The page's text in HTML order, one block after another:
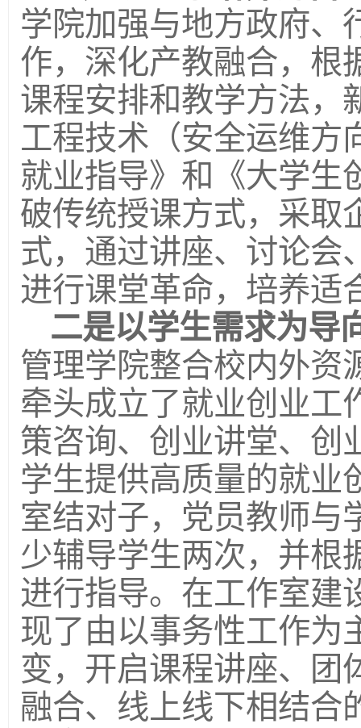
学院加强与地方政府、
作，深化产教融合，根
课程安排和教学方法，
工程技术（安全运维方
就业指导》和《大学生
破传统授课方式，采取
式，通过讲座、讨论会
进行课堂革命，培养适
二是以学生需求为导
管理学院整合校内外资
牵头成立了就业创业工
策咨询、创业讲堂、创
学生提供高质量的就业
室结对子，党员教师与
少辅导学生两次，并根
进行指导。在工作室建
现了由以事务性工作为
变，开启课程讲座、团
融合、线上线下相结合